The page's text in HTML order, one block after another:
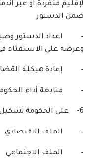
لإقليم منفردة او عبر
ضمن الدستور
وعرضه على الاستفتاء في
– إعادة هيكلة القضاء
– متابعة أداء
6- على الحكومة تشكيل إدارة أزمات لإدارة :
– الملف الاقتصادي
– الملف الاجتماعي